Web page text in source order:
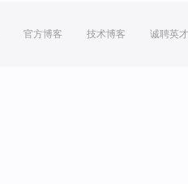
官方博客 技术博客 诚聘英才